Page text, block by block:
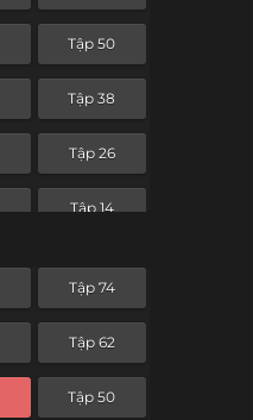
Tập 50
Tập 38
Tập 26
Tập 14
Tập 74
Tập 62
Tập 50